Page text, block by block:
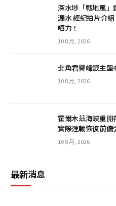
深水埗「戰地風」
漏水 經紀拍片介
哂力！
10 8 月, 2026
北角君譽峰銀主盤
10 8 月, 2026
霍爾木茲海峽重開
實際運輸恢復前偏
10 8 月, 2026
最新消息